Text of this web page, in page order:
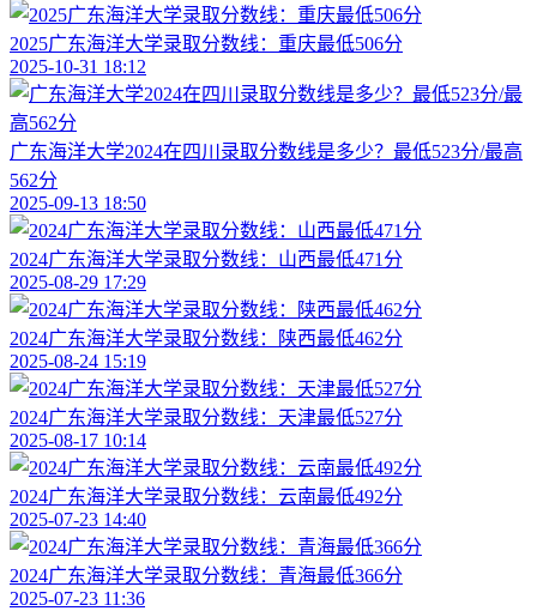
2025广东海洋大学录取分数线：重庆最低506分
2025-10-31 18:12
广东海洋大学2024在四川录取分数线是多少？最低523分/最高
562分
2025-09-13 18:50
2024广东海洋大学录取分数线：山西最低471分
2025-08-29 17:29
2024广东海洋大学录取分数线：陕西最低462分
2025-08-24 15:19
2024广东海洋大学录取分数线：天津最低527分
2025-08-17 10:14
2024广东海洋大学录取分数线：云南最低492分
2025-07-23 14:40
2024广东海洋大学录取分数线：青海最低366分
2025-07-23 11:36